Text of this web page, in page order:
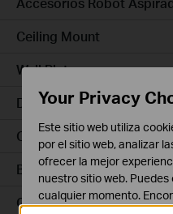
Ceiling Mount
Wall Plate
Desktop
Outdoor
Bridges
GPON
Your Privacy
Este sitio web utiliza
por el sitio web, analizar
ofrecer la mejor
nuestro sitio web.
cualquier momento.